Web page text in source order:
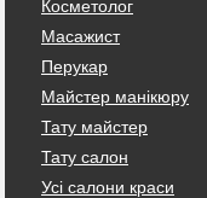
Косметолог
Масажист
Перукар
Майстер манікюру
Тату майстер
Тату салон
Усі салони краси